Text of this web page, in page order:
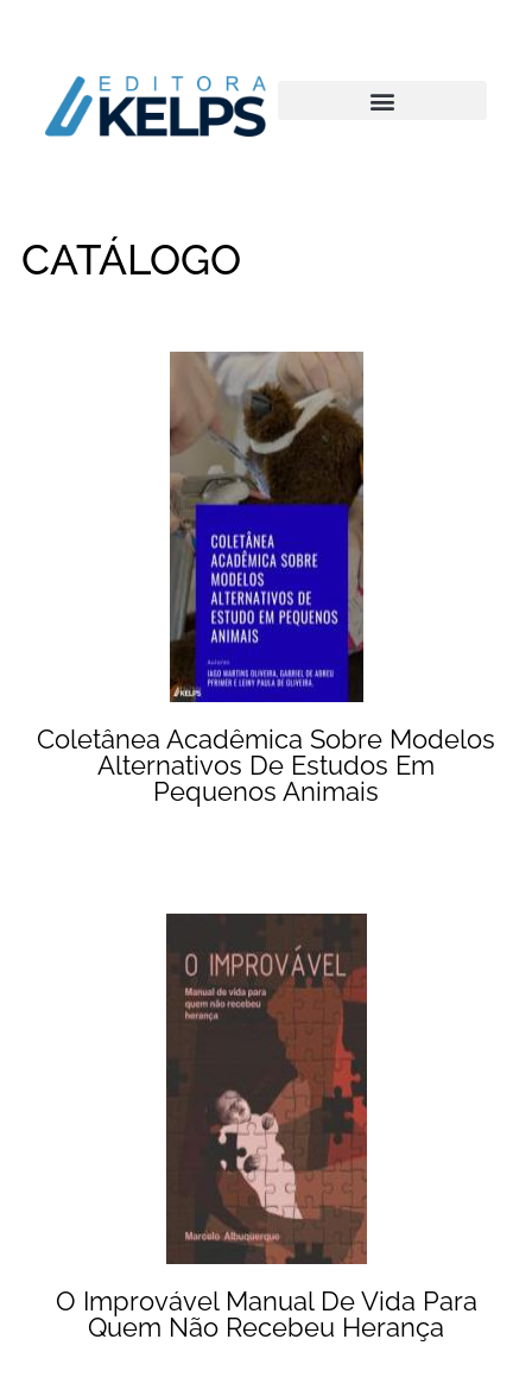
CATÁLOGO
Coletânea Acadêmica Sobre Modelos
Alternativos De Estudos Em
Pequenos Animais
O Improvável Manual De Vida Para
Quem Não Recebeu Herança